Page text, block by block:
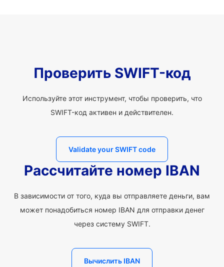
Проверить SWIFT-код
Используйте этот инструмент, чтобы проверить, что
SWIFT-код активен и действителен.
Validate your SWIFT code
Рассчитайте номер IBAN
В зависимости от того, куда вы отправляете деньги, вам
может понадобиться номер IBAN для отправки денег
через систему SWIFT.
Вычислить IBAN